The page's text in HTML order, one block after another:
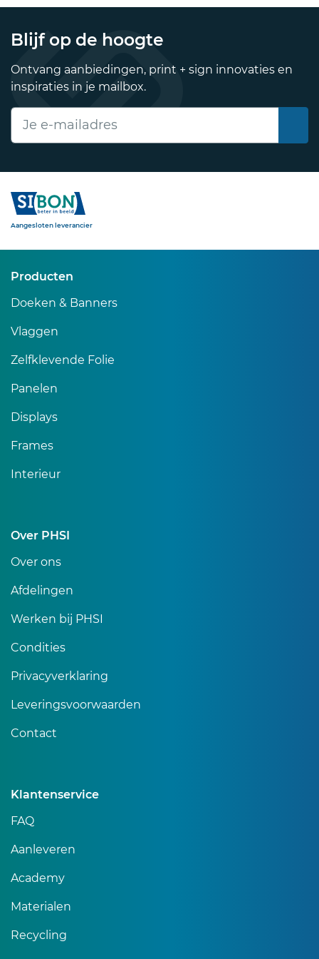
Blijf op de hoogte
Ontvang aanbiedingen, print + sign innovaties en
inspiraties in je mailbox.
E-mailadres
Sibon
Aangesloten leverancier
Producten
Doeken & Banners
Vlaggen
Zelfklevende Folie
Panelen
Displays
Frames
Interieur
Over PHSI
Over ons
Afdelingen
Werken bij PHSI
Condities
Privacyverklaring
Leveringsvoorwaarden
Contact
Klantenservice
FAQ
Aanleveren
Academy
Materialen
Recycling